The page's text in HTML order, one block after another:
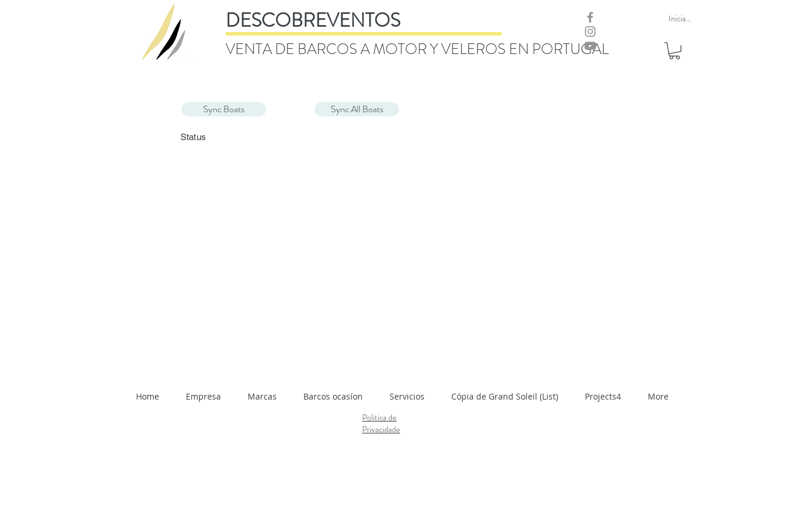
DESCOBREVENTOS
VENTA DE BARCOS A MOTOR Y VELEROS EN PORTUGAL
Iniciar sesión
Sync Boats Sync All Boats
Status
Home Empresa Marcas Barcos ocasíon Servicios Cópia de Grand Soleil (List) Projects4 More
Politica de
Privacidade